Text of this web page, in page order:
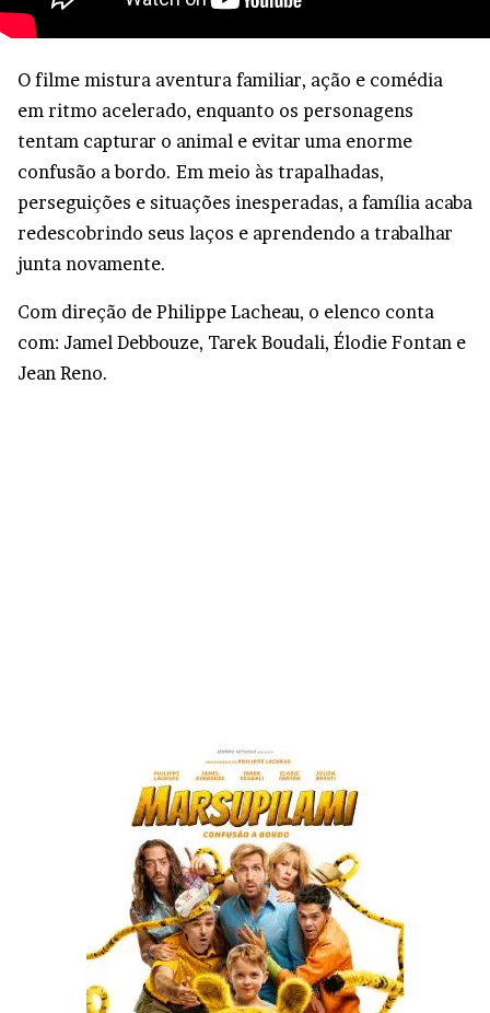
O filme mistura aventura familiar, ação e comédia
em ritmo acelerado, enquanto os personagens
tentam capturar o animal e evitar uma enorme
confusão a bordo. Em meio às trapalhadas,
perseguições e situações inesperadas, a família acaba
redescobrindo seus laços e aprendendo a trabalhar
junta novamente.
Com direção de Philippe Lacheau, o elenco conta
com: Jamel Debbouze, Tarek Boudali, Élodie Fontan e
Jean Reno.